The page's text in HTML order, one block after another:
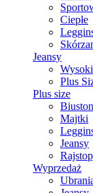
Ciepłe
Jeansy
Plus
Plus size
Majtki
Jeansy
Wyprzedaż